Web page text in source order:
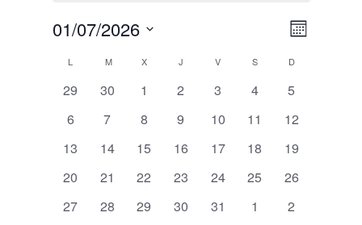
N
a
v
e
g
a
N
g
a
c
i
Mes
01/07/2026
la
fecha.
n
d
L LUNESM MARTES
X MIÉRCOLES
J JUEVES
V VIERNES
S SÁBADO
D
0
29
0
30
0
1
0
2
0
3
0
4
0
5
0
6
0
7
0
8
0
9
0
10
0
11
0
12
0
13
0
14
0
15
0
16
0
17
0
18
0
19
0
20
0
21
0
22
0
23
0
24
0
25
0
26
0
27
0
28
0
29
0
30
0
31
0
1
0
2